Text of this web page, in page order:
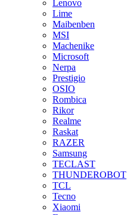
Lenovo
Lime
Maibenben
MSI
Machenike
Microsoft
Nerpa
Prestigio
OSIO
Rombica
Rikor
Realme
Raskat
RAZER
Samsung
TECLAST
THUNDEROBOT
TCL
Tecno
Xiaomi